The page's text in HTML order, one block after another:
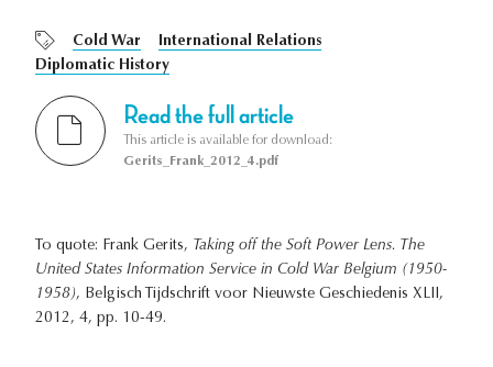
Cold War
International Relations
Diplomatic History
Read the full article
This article is available for download:
Gerits_Frank_2012_4.pdf
To quote: Frank Gerits, Taking off the Soft Power Lens. The
United States Information Service in Cold War Belgium (1950-
1958), Belgisch Tijdschrift voor Nieuwste Geschiedenis XLII,
2012, 4, pp. 10-49.